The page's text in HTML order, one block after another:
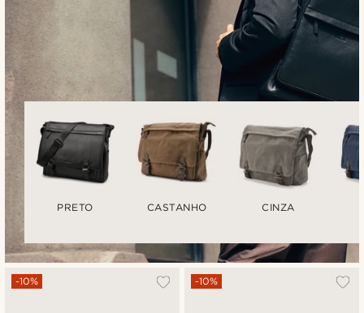
-10% -10%
PRETO CASTANHO CINZA